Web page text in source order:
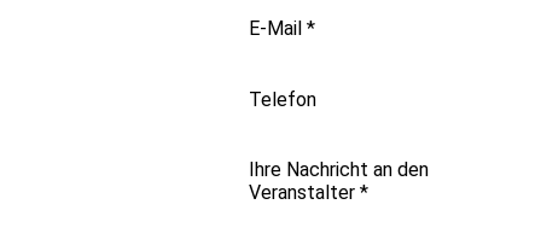
E-Mail *
Telefon
Ihre Nachricht an den
Veranstalter *